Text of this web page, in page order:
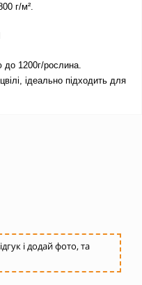
г/м².
до 1200г/рослина.
ідеально підходить для
і додай фото, та